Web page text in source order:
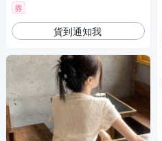
券
貨到通知我